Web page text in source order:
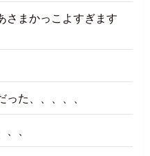
さまかっこよすぎます
た、、、、、
、